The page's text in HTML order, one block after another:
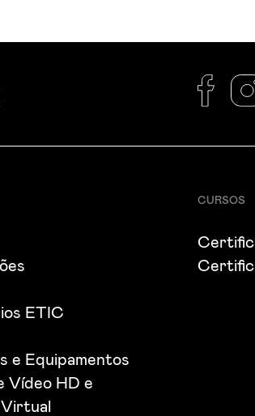
ETIC
e Equipamentos
Vídeo HD e
CURSOS